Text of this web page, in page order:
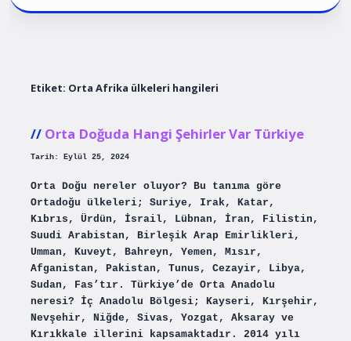
Etiket: Orta Afrika ülkeleri hangileri
Orta Doğuda Hangi Şehirler Var Türkiye
Tarih: Eylül 25, 2024
Orta Doğu nereler oluyor? Bu tanıma göre
Ortadoğu ülkeleri; Suriye, Irak, Katar,
Kıbrıs, Ürdün, İsrail, Lübnan, İran, Filistin,
Suudi Arabistan, Birleşik Arap Emirlikleri,
Umman, Kuveyt, Bahreyn, Yemen, Mısır,
Afganistan, Pakistan, Tunus, Cezayir, Libya,
Sudan, Fas’tır. Türkiye’de Orta Anadolu
neresi? İç Anadolu Bölgesi; Kayseri, Kırşehir,
Nevşehir, Niğde, Sivas, Yozgat, Aksaray ve
Kırıkkale illerini kapsamaktadır. 2014 yılı